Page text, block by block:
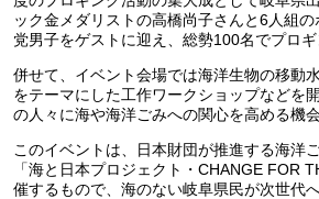
ック金メダリストの高橋尚子さんと6人組
党男子をゲストに迎え、総勢100名でプロギ
併せて、イベント会場では海洋生物の移動
をテーマにした工作ワークショップなどを
の人々に海や海洋ごみへの関心を高める機会
このイベントは、日本財団が推進する海洋
「海と日本プロジェクト・CHANGE FOR
催するもので、海のない岐阜県民が次世代